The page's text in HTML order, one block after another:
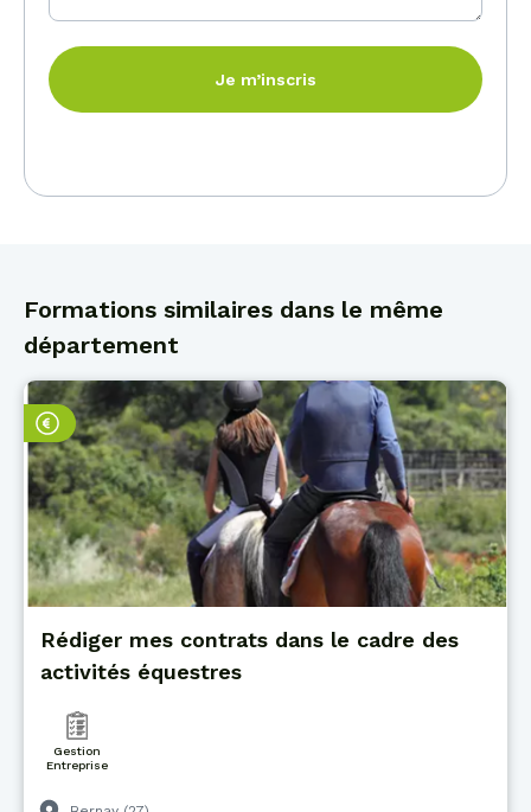
Je m’inscris
Formations similaires dans le même
département
Rédiger mes contrats dans le cadre des
activités équestres
Gestion
Entreprise